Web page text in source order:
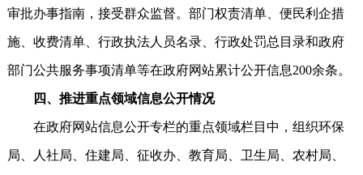
审批办事指南，接受群众监督。部门权责清单、便民利企措
施、收费清单、行政执法人员名录、行政处罚总目录和政府
部门公共服务事项清单等在政府网站累计公开信息200余条。
四、推进重点领域信息公开情况
在政府网站信息公开专栏的重点领域栏目中，组织环保
局、人社局、住建局、征收办、教育局、卫生局、农村局、